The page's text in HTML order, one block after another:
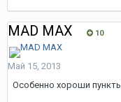
MAD MAX 10
Май 15, 2013
Особенно хороши